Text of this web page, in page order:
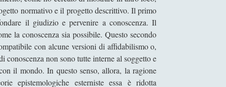
normativo e il progetto descrittivo. Il primo
il giudizio e pervenire a conoscenza. Il
la conoscenza sia possibile. Questo secondo
con alcune versioni di affidabilismo o,
conoscenza non sono tutte interne al soggetto e
il mondo. In questo senso, allora, la ragione
epistemologiche esterniste essa è ridotta